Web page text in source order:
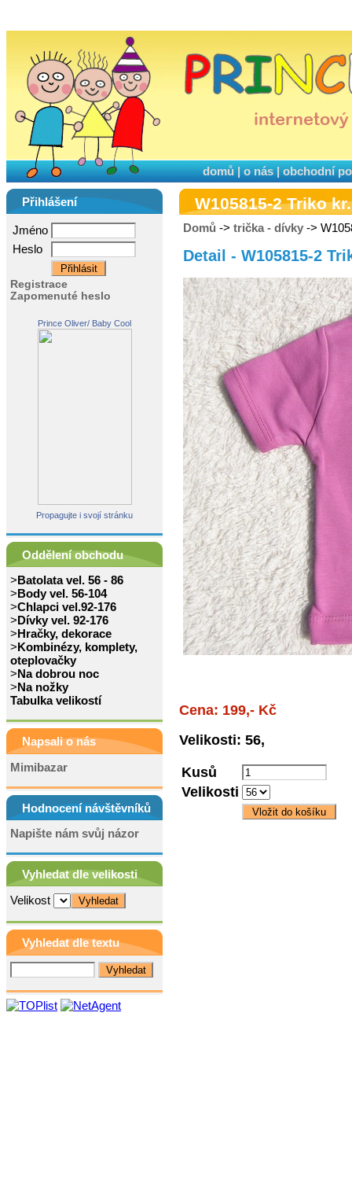
domů|o nás|obchodní
Přihlášení
Jméno
Heslo
Registrace
Zapomenuté heslo
Prince Oliver/ Baby Cool
Propagujte i svojí stránku
Oddělení obchodu
>Batolata vel. 56 - 86
>Body vel. 56-104
>Chlapci vel.92-176
>Dívky vel. 92-176
>Hračky, dekorace
>Kombinézy, komplety,
oteplovačky
>Na dobrou noc
>Na nožky
Tabulka velikostí
Napsali o nás
Mimibazar
Hodnocení návštěvníků
Napište nám svůj názor
Vyhledat dle velikosti
Velikost
Vyhledat dle textu
W105815-2 Triko
Domů -> trička - dívky ->
Detail - W105815-2
Cena: 199,- Kč
Velikosti: 56,
Kusů
Velikosti